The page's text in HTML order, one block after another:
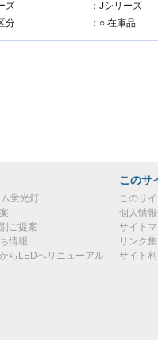
ズ
：Jシリーズ
分
：○ 在庫品
蛍光灯
ご提案
情報
らLEDへリニューアル
このサ
このサ
個人情
サイト
リンク集
サイト